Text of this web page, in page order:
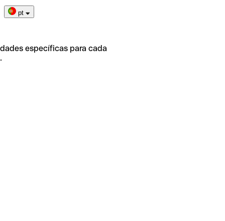
pt
específicas para cada